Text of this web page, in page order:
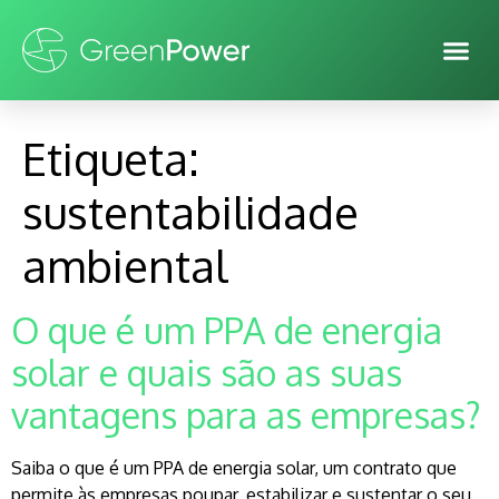
Etiqueta:
sustentabilidade
ambiental
O que é um PPA de energia
solar e quais são as suas
vantagens para as empresas?
Saiba o que é um PPA de energia solar, um contrato que
permite às empresas poupar, estabilizar e sustentar o seu